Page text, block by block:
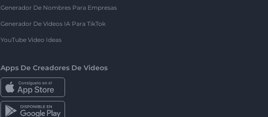
Generador De Nombres Para Empresas
Generador De Videos IA Para TikTok
YouTube Video Ideas
Apps De Creadores De Videos